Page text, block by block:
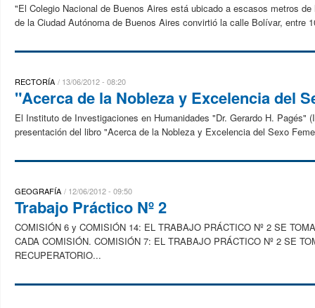
"El Colegio Nacional de Buenos Aires está ubicado a escasos metros
de la Ciudad Autónoma de Buenos Aires convirtió la calle Bolívar, entre
RECTORÍA 13/06/2012 - 08:20
"Acerca de la Nobleza y Excelencia del
El Instituto de Investigaciones en Humanidades "Dr. Gerardo H.
presentación del libro "Acerca de la Nobleza y Excelencia del Sexo
GEOGRAFÍA 12/06/2012 - 09:50
Trabajo Práctico Nº 2
COMISIÓN 6 y COMISIÓN 14: EL TRABAJO PRÁCTICO Nº 2 SE
CADA COMISIÓN. COMISIÓN 7: EL TRABAJO PRÁCTICO Nº 2 SE
RECUPERATORIO...